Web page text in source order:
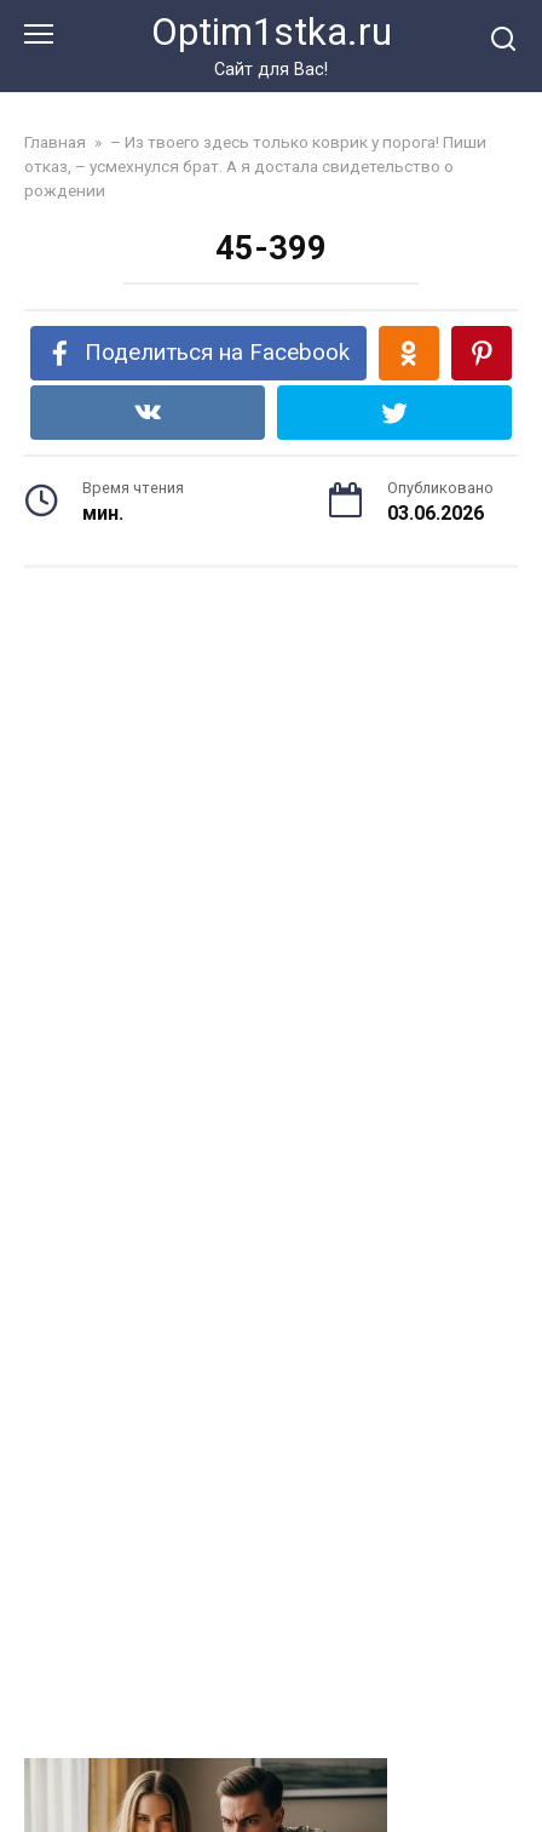
Optim1stka.ru
Сайт для Вас!
Главная » – Из твоего здесь только коврик у порога! Пиши
отказ, – усмехнулся брат. А я достала свидетельство о
рождении
45-399
Поделиться на Facebook
Время чтения
мин.
Опубликовано
03.06.2026